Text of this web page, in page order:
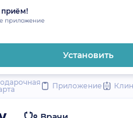
приём!
приложение
Установить
Приложение